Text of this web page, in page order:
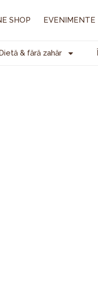
SHOP EVENIMENTE
Dietă & fără zahăr